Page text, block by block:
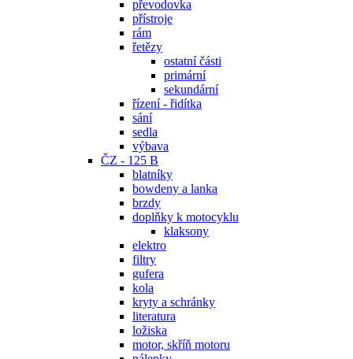
převodovka
přístroje
rám
řetězy
ostatní části
primární
sekundární
řízení - řidítka
sání
sedla
výbava
ČZ - 125 B
blatníky
bowdeny a lanka
brzdy
doplňky k motocyklu
klaksony
elektro
filtry
gufera
kola
kryty a schránky
literatura
ložiska
motor, skříň motoru